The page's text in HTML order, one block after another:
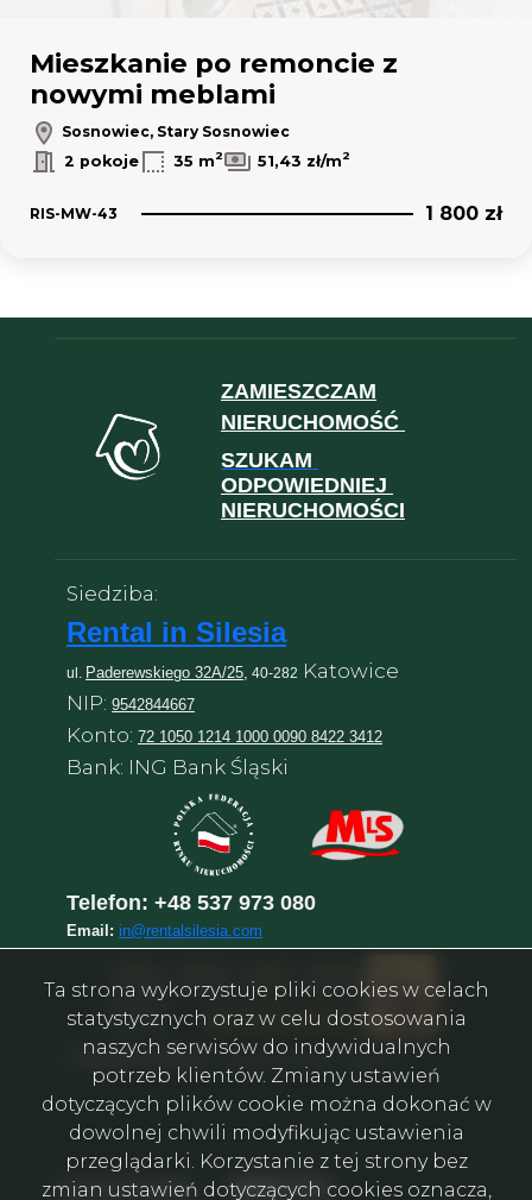
Mieszkanie po remoncie z
nowymi meblami
Sosnowiec, Stary Sosnowiec
2 pokoje
35 m2 51,43 zł/m2
RIS-MW-43 1 800 zł
ZAMIESZCZAM
NIERUCHOMOŚĆ
SZUKAM
ODPOWIEDNIEJ
NIERUCHOMOŚCI
Siedziba:
Rental in Silesia
ul. Paderewskiego 32A/25, 40-282 Katowice
NIP: 9542844667
Konto: 72 1050 1214 1000 0090 8422 3412
Bank: ING Bank Śląski
Telefon: +48 537 973 080
Email: in@rentalsilesia.com
Rental in Silesia – Агентство нерухомості у Катовіце
social media Facebook
Facebook
Facebook
Facebook
Facebook
Facebook
Ta strona wykorzystuje pliki cookies w celach
statystycznych oraz w celu dostosowania
naszych serwisów do indywidualnych
potrzeb klientów. Zmiany ustawień
dotyczących plików cookie można dokonać w
dowolnej chwili modyfikując ustawienia
przeglądarki. Korzystanie z tej strony bez
zmian ustawień dotyczących cookies oznacza,